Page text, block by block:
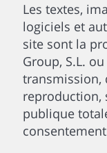
Les textes,
logiciels et
site sont la
Group, S.L.
transmission,
reproduction,
publique